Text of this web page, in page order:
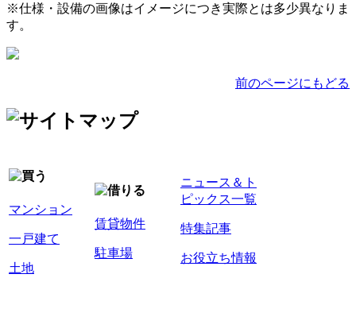
※仕様・設備の画像はイメージにつき実際とは多少異なりま
す。
前のページにもどる
マンション
一戸建て
土地
賃貸物件
駐車場
ニュース＆ト
ピックス一覧
特集記事
お役立ち情報